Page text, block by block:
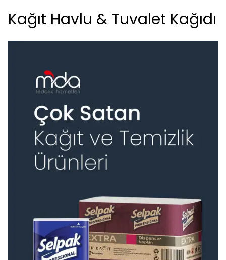
Kağıt Havlu & Tuvalet Kağıdı